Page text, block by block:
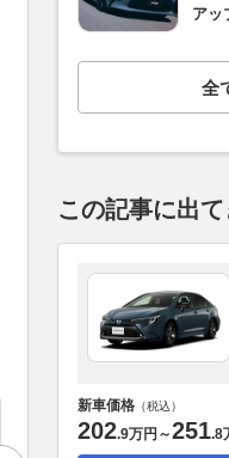
アッ
全
この記事に出
新車価格 （税込）
202.9万円 ～251.8